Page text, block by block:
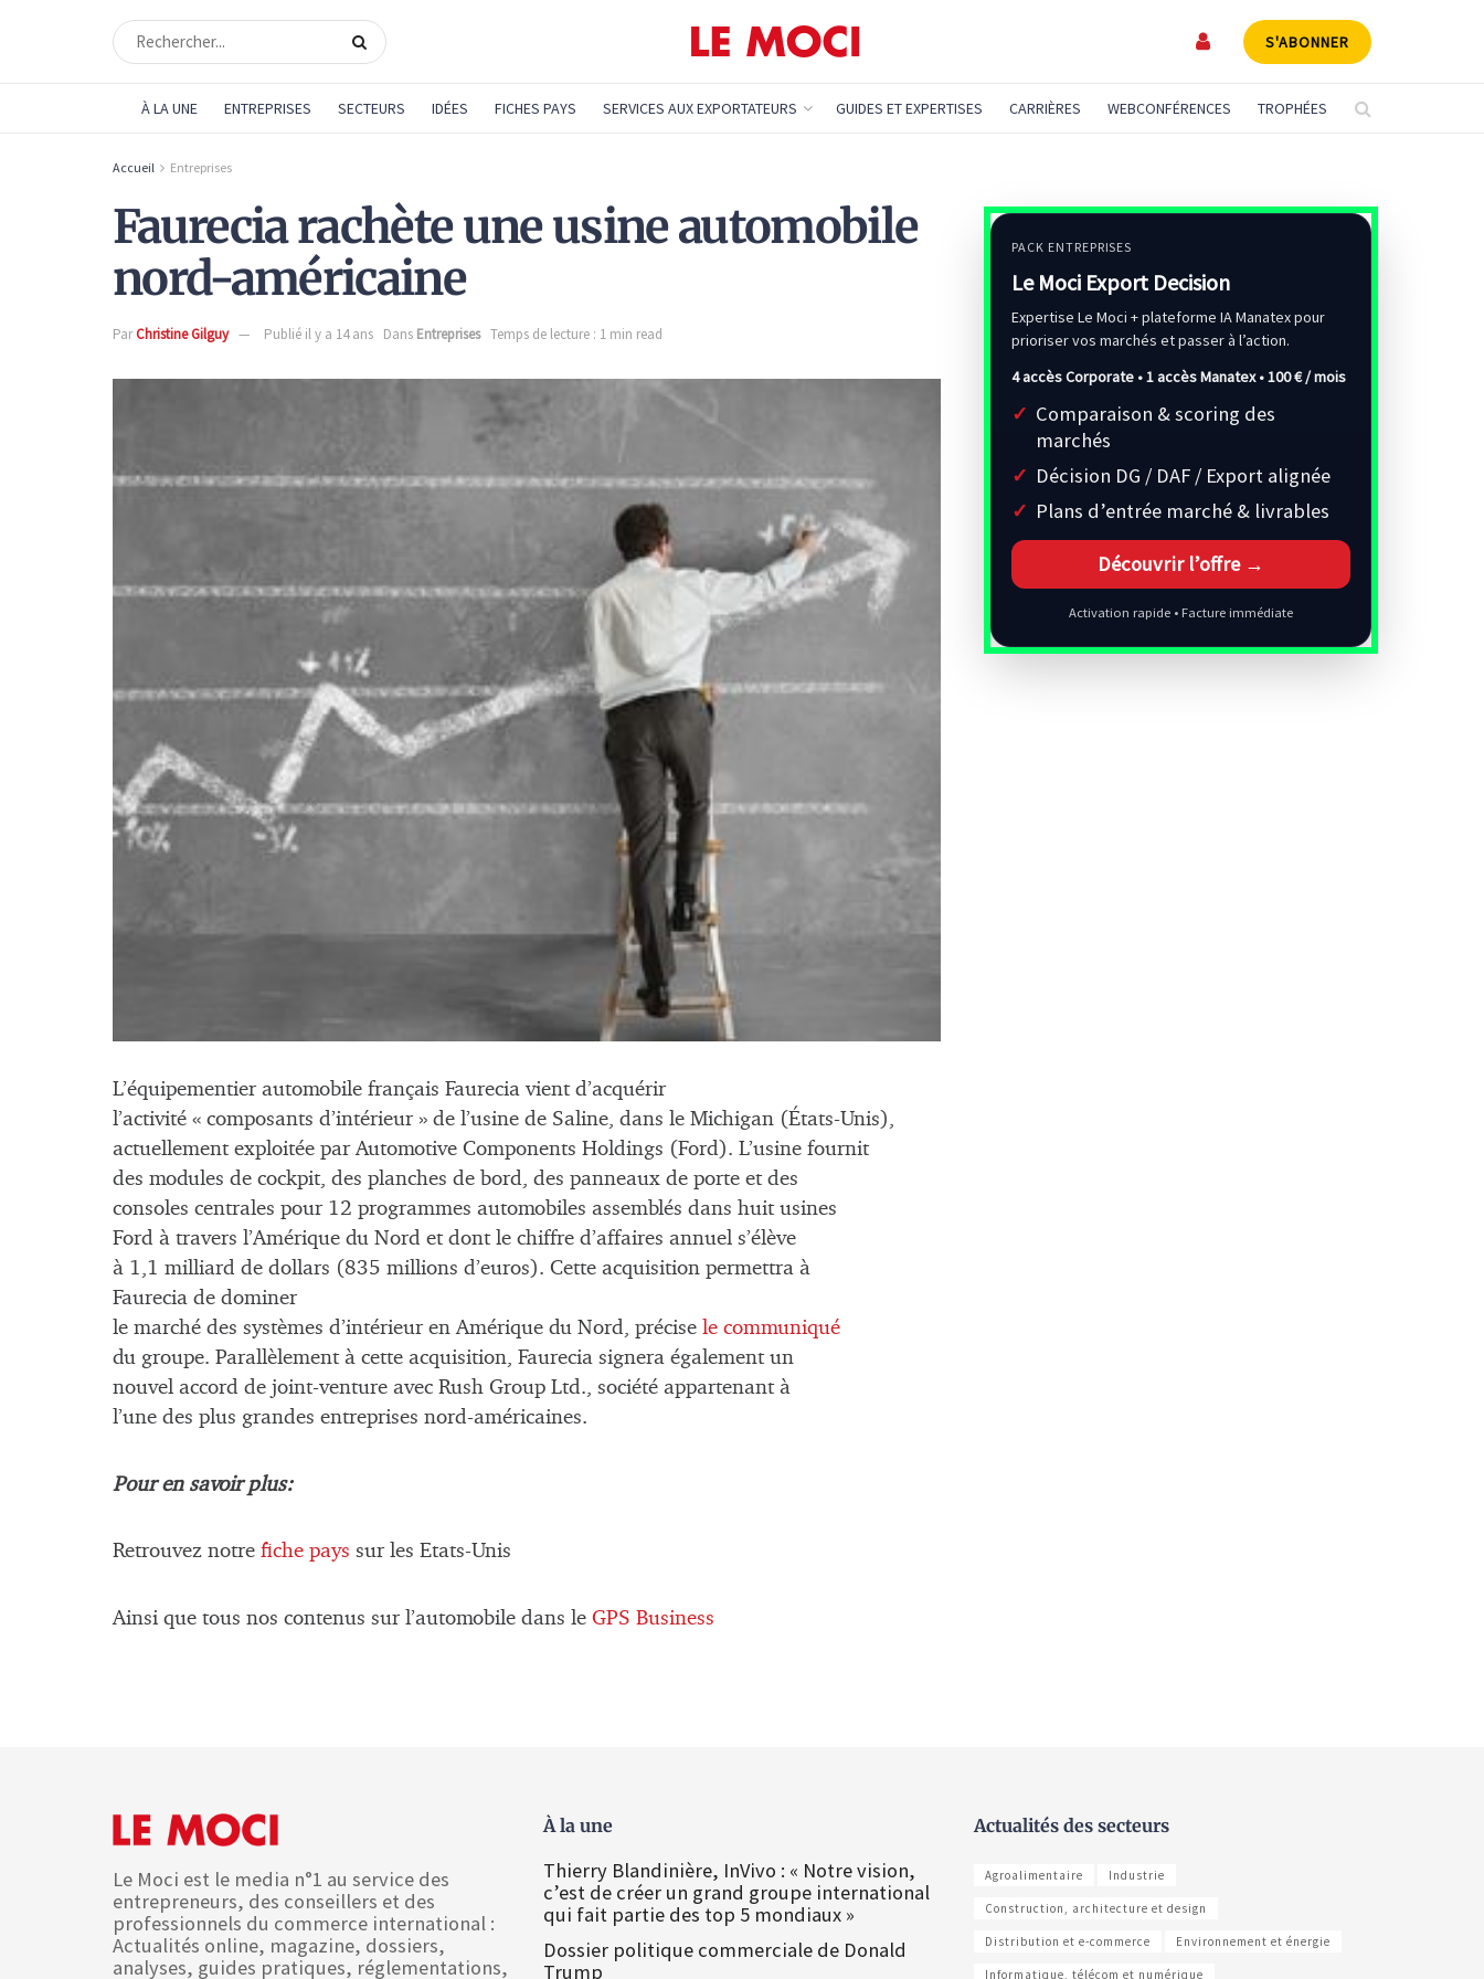
S'ABONNER
À LA UNE ENTREPRISES SECTEURS IDÉES FICHES PAYS SERVICES AUX EXPORTATEURS GUIDES ET EXPERTISES CARRIÈRES WEBCONFÉRENCES TROPHÉES
Accueil Entreprises
Faurecia rachète une usine automobile
nord-américaine
ParChristine Gilguy Publié il y a 14 ans Dans Entreprises Temps de lecture : 1 min read
L’équipementier automobile français Faurecia vient d’acquérir
l’activité « composants d’intérieur » de l’usine de Saline, dans le Michigan (États-Unis),
actuellement exploitée par Automotive Components Holdings (Ford). L’usine fournit
des modules de cockpit, des planches de bord, des panneaux de porte et des
consoles centrales pour 12 programmes automobiles assemblés dans huit usines
Ford à travers l’Amérique du Nord et dont le chiffre d’affaires annuel s’élève
à 1,1 milliard de dollars (835 millions d’euros). Cette acquisition permettra à
Faurecia de dominer
le marché des systèmes d’intérieur en Amérique du Nord, précise le communiqué
du groupe. Parallèlement à cette acquisition, Faurecia signera également un
nouvel accord de joint-venture avec Rush Group Ltd., société appartenant à
l’une des plus grandes entreprises nord-américaines.
Pour en savoir plus:
Retrouvez notre fiche pays sur les Etats-Unis
Ainsi que tous nos contenus sur l’automobile dans le GPS Business
PACK ENTREPRISES
Le Moci Export Decision
Expertise Le Moci + plateforme IA Manatex pour
prioriser vos marchés et passer à l’action.
4 accès Corporate • 1 accès Manatex •100 € / mois
Comparaison & scoring des
marchés
Décision DG / DAF / Export alignée
Plans d’entrée marché & livrables
Découvrir l’offre →
Activation rapide • Facture immédiate
Le Moci est le media n°1 au service des
entrepreneurs, des conseillers et des
professionnels du commerce international :
Actualités online, magazine, dossiers,
analyses, guides pratiques, réglementations,
À la une
Thierry Blandinière, InVivo : « Notre vision,
c’est de créer un grand groupe international
qui fait partie des top 5 mondiaux »
Dossier politique commerciale de Donald
Trump
Actualités des secteurs
Agroalimentaire Industrie
Construction, architecture et design
Distribution et e-commerce Environnement et énergie
Informatique, télécom et numérique